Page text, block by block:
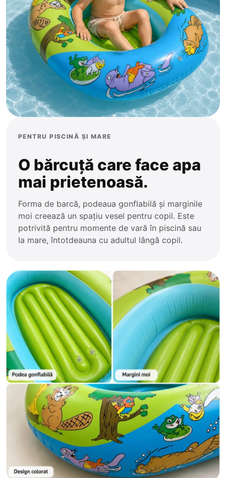
PENTRU PISCINĂ ȘI MARE
O bărcuță care face apa
mai prietenoasă.
Forma de barcă, podeaua gonflabilă și marginile
moi creează un spațiu vesel pentru copil. Este
potrivită pentru momente de vară în piscină sau
la mare, întotdeauna cu adultul lângă copil.
Trenulețe
Ponei
Zornăitoare
Plajă și Piscină